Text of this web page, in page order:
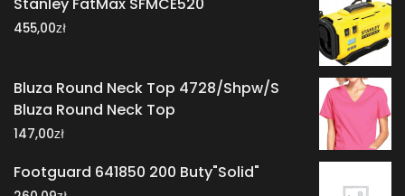
Stanley FatMax SFMCE520
455,00zł
Bluza Round Neck Top 4728/Shpw/S
Bluza Round Neck Top
147,00zł
Footguard 641850 200 Buty"Solid"